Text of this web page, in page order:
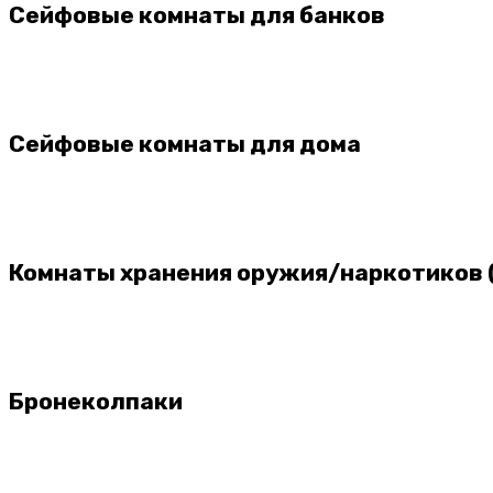
Сейфовые комнаты для банков
Сейфовые комнаты для дома
Комнаты хранения оружия/
Бронеколпаки